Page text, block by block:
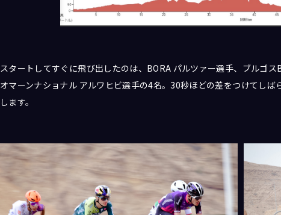
スタートしてすぐに飛び出したのは、BORA パルツァー選手、ブルゴス
オマーンナショナル アルワヒビ選手の4名。30秒ほどの差をつけてし
します。